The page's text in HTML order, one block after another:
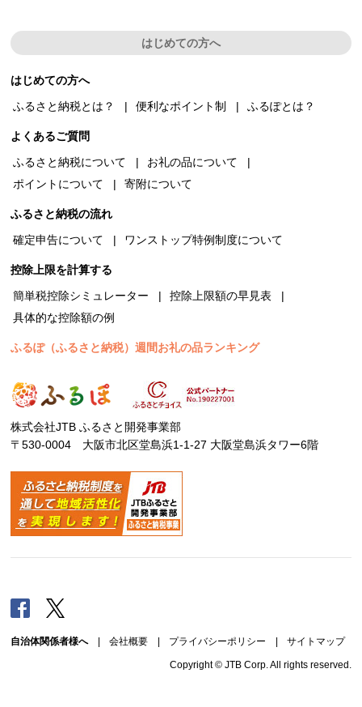
はじめての方へ
はじめての方へ
ふるさと納税とは？
便利なポイント制 ふるぽとは？
よくあるご質問
ふるさと納税について
お礼の品について
ポイントについて
寄附について
ふるさと納税の流れ
確定申告について
ワンストップ特例制度について
控除上限を計算する
簡単税控除シミュレーター
控除上限額の早見表
具体的な控除額の例
ふるぽ（ふるさと納税）週間お礼の品ランキング
株式会社JTB ふるさと開発事業部
〒530-0004 大阪市北区堂島浜1-1-27 大阪堂島浜タワー6階
Facebook
自治体関係者様へ| 会社概要 プライバシーポリシー サイトマップ
Copyright © JTB Corp. All rights reserved.